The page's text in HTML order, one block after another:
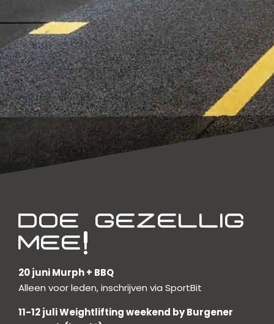
DOE GEZELLIG
MEE!
20 juni Murph + BBQ
Alleen voor leden, inschrijven via SportBit
11-12 juli Weightlifting weekend by Burgener